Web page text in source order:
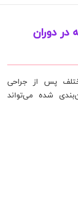
در دوران
پس از جراحی
شده می‌تواند